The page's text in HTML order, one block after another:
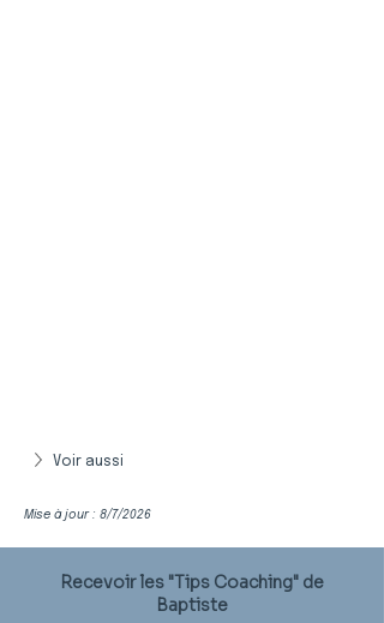
Voir aussi
Mise à jour : 8/7/2026
Recevoir les "Tips Coaching" de
Baptiste